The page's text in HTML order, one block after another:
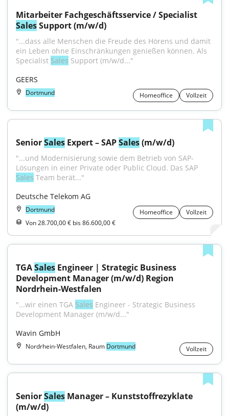
Sales Support (m/w/d)
"...dass alle Menschen die Freude des Hörens und damit
ein Leben ohne Einschränkungen genießen können. Als
Specialist Sales Support (m/w/d..."
GEERS
Dortmund Homeoffice Vollzeit
Senior Sales Expert – SAP Sales (m/w/d)
"...und Modernisierung sowie dem Betrieb von SAP-
Sales Team berät..."
Deutsche Telekom AG
Dortmund Homeoffice
Vollzeit
Von 28.700,00 € bis 86.600,00 €
TGA Sales Engineer | Strategic Business
Development Manager (m/w/d) Region
Nordrhein-Westfalen
"...wir einen TGA Sales Engineer - Strategic Business
Development Manager (m/w/d..."
Wavin GmbH
Nordrhein-Westfalen, Raum Dortmund Vollzeit
Senior Sales Manager – Kunststoffrezyklate
(m/w/d)